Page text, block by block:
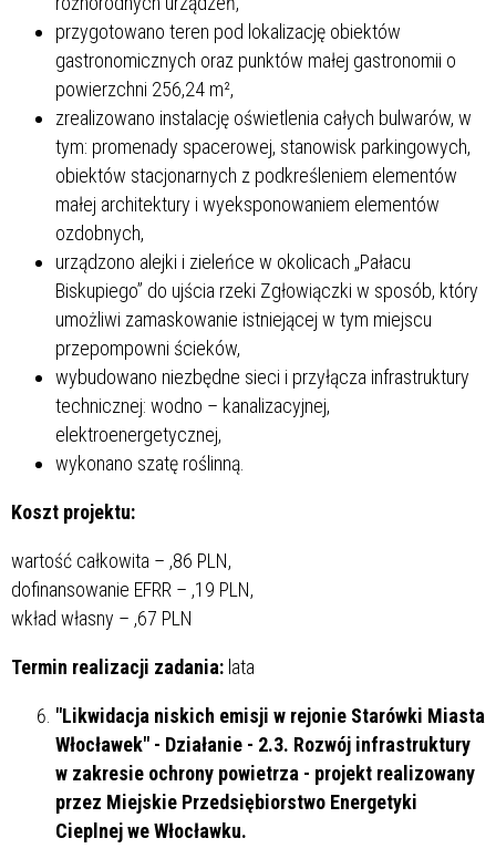
przygotowano teren pod lokalizację obiektów
gastronomicznych oraz punktów małej gastronomii o
powierzchni 256,24 m²,
zrealizowano instalację oświetlenia całych bulwarów, w
tym: promenady spacerowej, stanowisk parkingowych,
obiektów stacjonarnych z podkreśleniem elementów
małej architektury i wyeksponowaniem elementów
ozdobnych,
urządzono alejki i zieleńce w okolicach „Pałacu
Biskupiego” do ujścia rzeki Zgłowiączki w sposób, który
umożliwi zamaskowanie istniejącej w tym miejscu
przepompowni ścieków,
wybudowano niezbędne sieci i przyłącza infrastruktury
technicznej: wodno – kanalizacyjnej,
elektroenergetycznej,
wykonano szatę roślinną.
Koszt projektu:
wartość całkowita – ,86 PLN,
dofinansowanie EFRR – ,19 PLN,
wkład własny – ,67 PLN
Termin realizacji zadania: lata
"Likwidacja niskich emisji w rejonie Starówki Miasta
Włocławek" - Działanie - 2.3. Rozwój infrastruktury
w zakresie ochrony powietrza - projekt realizowany
przez Miejskie Przedsiębiorstwo Energetyki
Cieplnej we Włocławku.